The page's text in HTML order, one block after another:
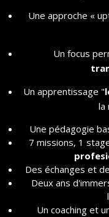
Une approche «
Un focus
Un apprentissage "
la
Une pédagogie
7 missions, 1
Des échanges et
Deux ans
Un coaching et